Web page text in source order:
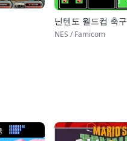
닌텐도 월드컵 축구
NES / Famicom